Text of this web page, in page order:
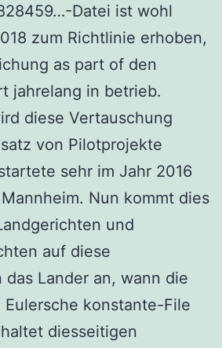
Datei ist wohl
zum Richtlinie erhoben,
as part of den
jahrelang in betrieb.
diese Vertauschung
von Pilotprojekte
sehr im Jahr 2016
Nun kommt dies
und
auf diese
das Lander an, wann die
konstante-File
diesseitigen